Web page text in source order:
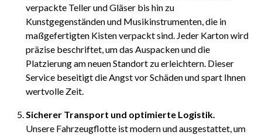
verpackte Teller und Gläser bis hin zu
Kunstgegenständen und Musikinstrumenten, die in
maßgefertigten Kisten verpackt sind. Jeder Karton wird
präzise beschriftet, um das Auspacken und die
Platzierung am neuen Standort zu erleichtern. Dieser
Service beseitigt die Angst vor Schäden und spart Ihnen
wertvolle Zeit.
Sicherer Transport und optimierte Logistik.
Unsere Fahrzeugflotte ist modern und ausgestattet, um